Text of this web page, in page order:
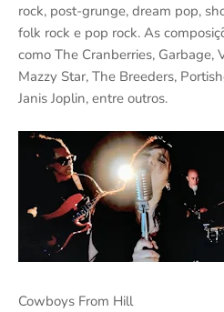
rock, post-grunge, dream pop,
folk rock e pop rock. As
como The Cranberries, Garbage,
Mazzy Star, The Breeders,
Janis Joplin, entre outros.
Cowboys From Hill